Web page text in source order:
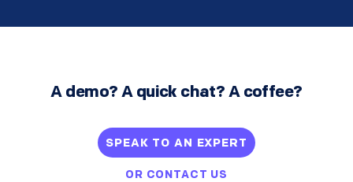
A demo? A quick chat? A coffee?
SPEAK TO AN EXPERT
OR CONTACT US